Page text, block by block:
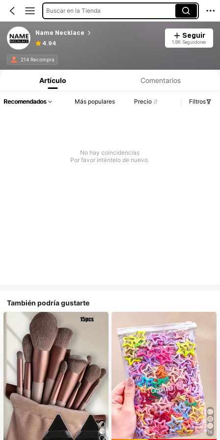
Buscar en la Tienda
Name Necklace
4.94
Seguir
1.8K Seguidores
214 Recompra
Artículo Comentarios
Recomendados Más populares Precio Filtros
No hay coincidencias
Por favor inténtelo de nuevo.
También podría gustarte
16